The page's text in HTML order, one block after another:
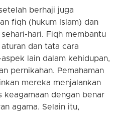
berhaji juga
fiqh (hukum Islam) dan
hari. Fiqh membantu
dan tata cara
lain dalam kehidupan,
pernikahan. Pemahaman
mereka menjalankan
keagamaan dengan benar
agama. Selain itu,